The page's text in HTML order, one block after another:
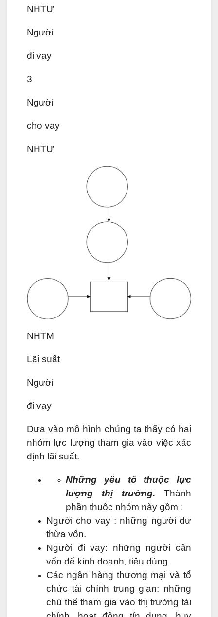
NHTƯ
Người
đi vay
3
Người
cho vay
NHTƯ
NHTM
Lãi suất
Người
đi vay
Dựa vào mô hình chúng ta thấy có hai
nhóm lực lượng tham gia vào việc xác
định lãi suất.
Những yếu tố thuộc lực
lượng thị trường. Thành
phần thuộc nhóm này gồm :
Người cho vay : những người dư
thừa vốn.
Người đi vay: những người cần
vốn để kinh doanh, tiêu dùng.
Các ngân hàng thương mại và tổ
chức tài chính trung gian: những
chủ thể tham gia vào thị trường tài